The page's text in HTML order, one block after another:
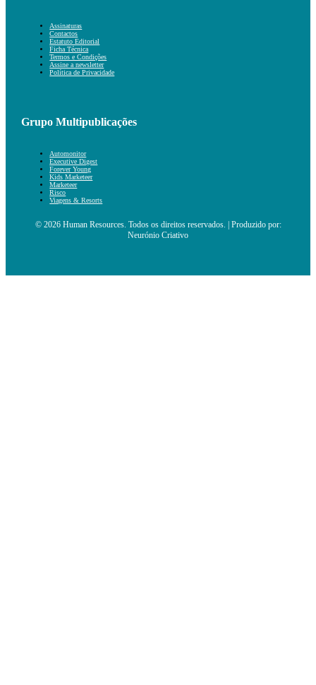
Assinaturas
Contactos
Estatuto Editorial
Ficha Técnica
Termos e Condições
Assine a newsletter
Política de Privacidade
Grupo Multipublicações
Automonitor
Executive Digest
Forever Young
Kids Marketeer
Marketeer
Risco
Viagens & Resorts
© 2026 Human Resources. Todos os direitos reservados. | Produzido por:
Neurónio Criativo